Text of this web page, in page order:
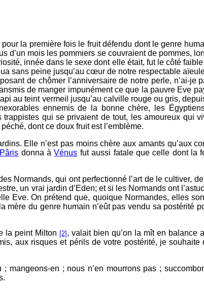
la première fois le fruit défendu dont le genre
mois les pommiers se couvraient de pommes,
innée dans le sexe dont elle était, fut le côté
sans peine jusqu’au cœur de notre respectable
de chômer l’anniversaire de notre perle, n’ai-je
de manger impunément ce que la pauvre Eve
au teint vermeil jusqu’au calville rouge ou gris,
ennemis de la bonne chère, les
qui se privaient de tout, les amoureux qui
dont ce doux fruit est l’emblème.
Elle n’est pas moins chère aux amants qu’aux
Pâris donna àVénus fut aussi fatale que celle dont la
Normands, qui ont perfectionné l’art de le cultiver,
un vrai jardin d’Eden; et si les Normands ont
Eve. On prétend que, quoique Normandes, elles
mère du genre humain n’eût pas vendu sa postérité
la peint Milton [2] , valait bien qu’on la mît en balance
aux risques et périls de votre postérité, je
en ; nous n’en mourrons pas ;